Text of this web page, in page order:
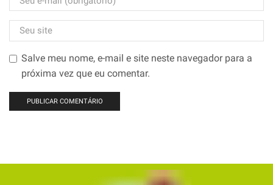
Salve meu nome, e-mail e site neste navegador para a
próxima vez que eu comentar.